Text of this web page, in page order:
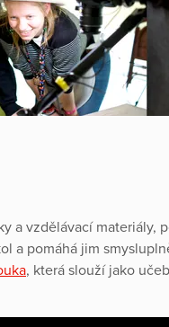
a vzdělávací materiály,
a pomáhá jim
, která slouží jako